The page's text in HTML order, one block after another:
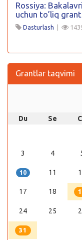
Rossiya:
uchun to’liq
Dasturlash
Grantlar taqvimi
Du Se
3 4
10 11
17 18
24 25
31